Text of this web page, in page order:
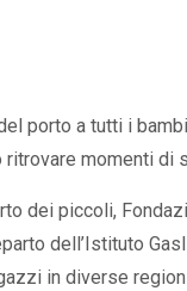
porto a tutti i
momenti di
dei piccoli,
dell’Istituto
in diverse